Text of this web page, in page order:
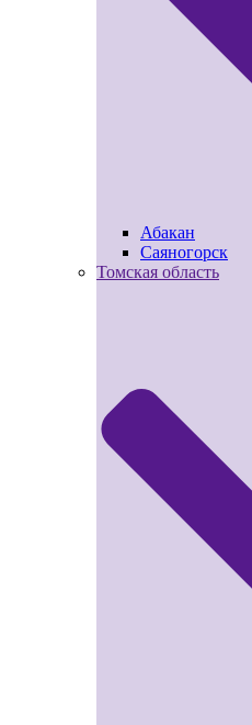
Абакан
Саяногорск
Томская область